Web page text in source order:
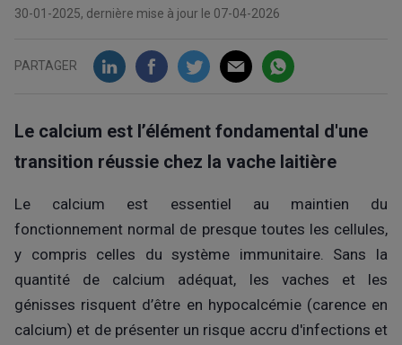
30-01-2025, dernière mise à jour le 07-04-2026
PARTAGER
Le calcium est l’élément fondamental d'une
transition réussie chez la vache laitière
Le calcium est essentiel au maintien du
fonctionnement normal de presque toutes les cellules,
y compris celles du système immunitaire. Sans la
quantité de calcium adéquat, les vaches et les
génisses risquent d’être en hypocalcémie (carence en
calcium) et de présenter un risque accru d'infections et